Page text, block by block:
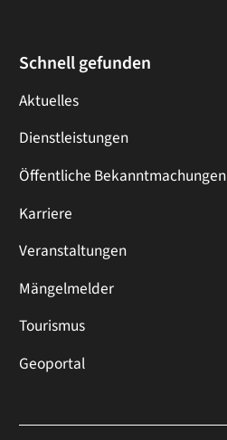
Schnell gefunden
Aktuelles
Dienstleistungen
Öffentliche Bekanntmachungen
Karriere
Veranstaltungen
Mängelmelder
Tourismus
Geoportal